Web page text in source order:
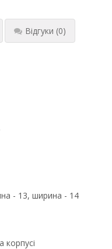
Відгуки (0)
- 13, ширина - 14
корпусі